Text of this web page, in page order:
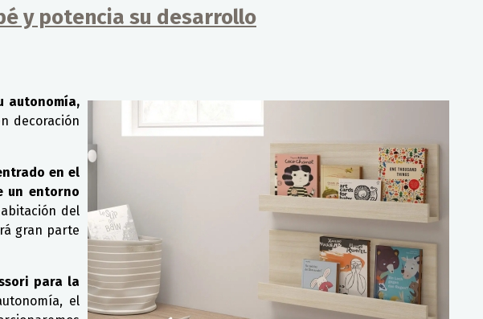
y potencia su desarrollo
autonomía,
decoración
en el
un entorno
del
gran parte
para la
el